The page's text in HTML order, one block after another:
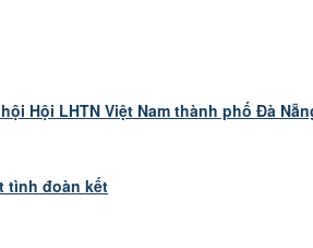
Hội LHTN Việt Nam thành phố Đà
tình đoàn kết